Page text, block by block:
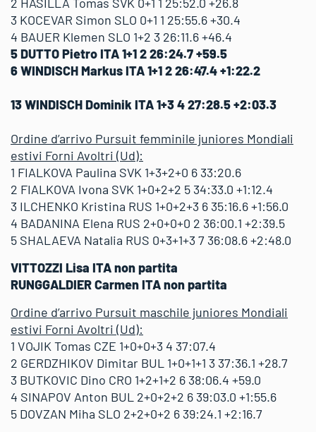
3 KOCEVAR Simon SLO 0+1 1 25:55.6 +30.4
4 BAUER Klemen SLO 1+2 3 26:11.6 +46.4
5 DUTTO Pietro ITA 1+1 2 26:24.7 +59.5
6 WINDISCH Markus ITA 1+1 2 26:47.4 +1:22.2
13 WINDISCH Dominik ITA 1+3 4 27:28.5 +2:03.3
Ordine d’arrivo Pursuit femminile juniores Mondiali
estivi Forni Avoltri (Ud):
1 FIALKOVA Paulina SVK 1+3+2+0 6 33:20.6
2 FIALKOVA Ivona SVK 1+0+2+2 5 34:33.0 +1:12.4
3 ILCHENKO Kristina RUS 1+0+2+3 6 35:16.6 +1:56.0
4 BADANINA Elena RUS 2+0+0+0 2 36:00.1 +2:39.5
5 SHALAEVA Natalia RUS 0+3+1+3 7 36:08.6 +2:48.0
VITTOZZI Lisa ITA non partita
RUNGGALDIER Carmen ITA non partita
Ordine d’arrivo Pursuit maschile juniores Mondiali
estivi Forni Avoltri (Ud):
1 VOJIK Tomas CZE 1+0+0+3 4 37:07.4
2 GERDZHIKOV Dimitar BUL 1+0+1+1 3 37:36.1 +28.7
3 BUTKOVIC Dino CRO 1+2+1+2 6 38:06.4 +59.0
4 SINAPOV Anton BUL 2+0+2+2 6 39:03.0 +1:55.6
5 DOVZAN Miha SLO 2+2+0+2 6 39:24.1 +2:16.7